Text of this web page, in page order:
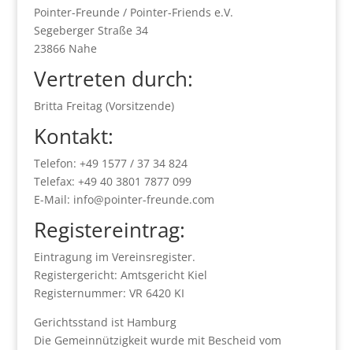
Pointer-Freunde / Pointer-Friends e.V.
Segeberger Straße 34
23866 Nahe
Vertreten durch:
Britta Freitag (Vorsitzende)
Kontakt:
Telefon: +49 1577 / 37 34 824
Telefax: +49 40 3801 7877 099
E-Mail: info@pointer-freunde.com
Registereintrag:
Eintragung im Vereinsregister.
Registergericht: Amtsgericht Kiel
Registernummer: VR 6420 KI
Gerichtsstand ist Hamburg
Die Gemeinnützigkeit wurde mit Bescheid vom